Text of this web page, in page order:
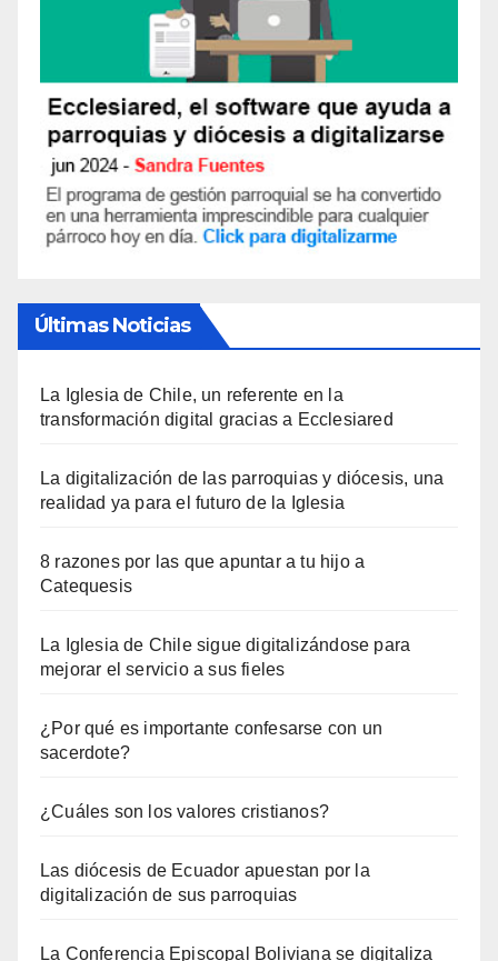
Últimas Noticias
La Iglesia de Chile, un referente en la
transformación digital gracias a Ecclesiared
La digitalización de las parroquias y diócesis, una
realidad ya para el futuro de la Iglesia
8 razones por las que apuntar a tu hijo a
Catequesis
La Iglesia de Chile sigue digitalizándose para
mejorar el servicio a sus fieles
¿Por qué es importante confesarse con un
sacerdote?
¿Cuáles son los valores cristianos?
Las diócesis de Ecuador apuestan por la
digitalización de sus parroquias
La Conferencia Episcopal Boliviana se digitaliza